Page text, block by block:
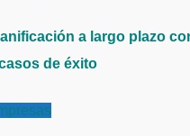
a largo plazo
de éxito